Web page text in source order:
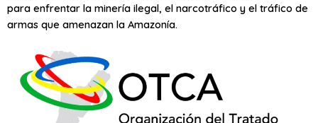
para enfrentar la minería ilegal, el narcotráfico y el tráfico de
armas que amenazan la Amazonía.